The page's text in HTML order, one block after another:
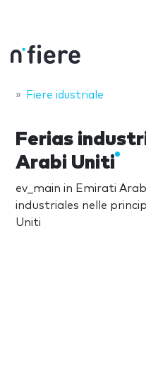
Fiere idustriale
Ferias
Arabi Uniti
ev_main in Emirati
industriales nelle
Uniti